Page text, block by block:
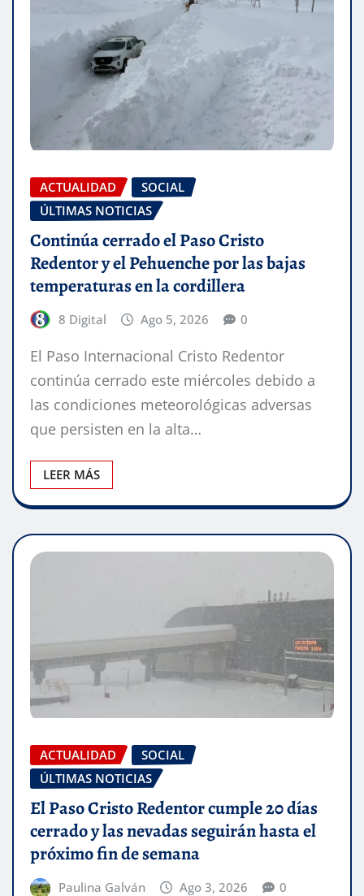
ACTUALIDAD
SOCIAL
ÚLTIMAS NOTICIAS
Continúa cerrado el Paso Cristo
Redentor y el Pehuenche por las bajas
temperaturas en la cordillera
8 Digital Ago 5, 2026 0
El Paso Internacional Cristo Redentor
continúa cerrado este miércoles debido a
las condiciones meteorológicas adversas
que persisten en la alta…
LEER MÁS
ACTUALIDAD
SOCIAL
ÚLTIMAS NOTICIAS
El Paso Cristo Redentor cumple 20 días
cerrado y las nevadas seguirán hasta el
próximo fin de semana
Paulina Galván Ago 3, 2026 0